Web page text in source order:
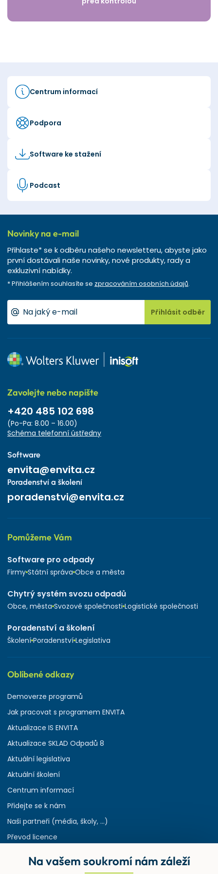
Centrum informací
Podpora
Software ke stažení
Podcast
Novinky na e-mail
Přihlaste* se k odběru našeho newsletteru, abyste jako
první dostávali naše novinky, nové produkty, rady a
exkluzivní nabídky.
* Přihlášením souhlasíte se zpracováním osobních údajů.
Přihlásit odběr
Zavolejte nebo napište
+420 485 102 698
(Po-Pa: 8.00 – 16.00)
Schéma telefonní ústředny
Software
envita@envita.cz
Poradenství a školení
poradenstvi@envita.cz
Pomůžeme Vám
Software pro odpady
Firmy Státní správa Obce a města
Chytrý systém svozu odpadů
Obce, města Svozové společnosti Logistické společnosti
Poradenství a školení
Školení Poradenství Legislativa
Oblíbené odkazy
Demoverze programů
Jak pracovat s programem ENVITA
Aktualizace IS ENVITA
Aktualizace SKLAD Odpadů 8
Aktuální legislativa
Aktuální školení
Centrum informací
Přidejte se k nám
Naši partneři (média, školy, ...)
Převod licence
Rejstřík používaných zkratek v odpadech
Na vašem soukromí nám záleží